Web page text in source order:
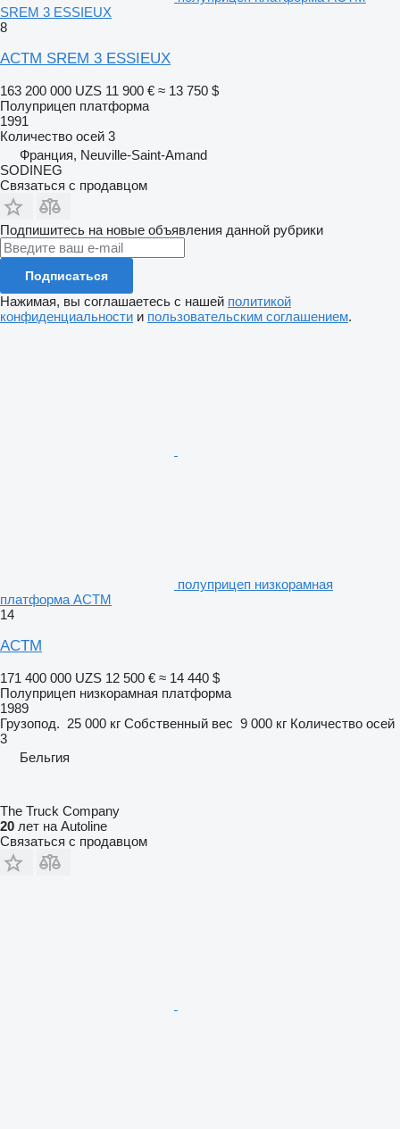
SREM 3 ESSIEUX
8
ACTM SREM 3 ESSIEUX
163 200 000 UZS 11 900 € ≈ 13 750 $
Полуприцеп платформа
1991
Количество осей 3
Франция, Neuville-Saint-Amand
SODINEG
Связаться с продавцом
Подпишитесь на новые объявления данной рубрики
Подписаться
Нажимая, вы соглашаетесь с нашей политикой
конфиденциальности и пользовательским соглашением.
полуприцеп низкорамная
платформа ACTM
14
ACTM
171 400 000 UZS 12 500 € ≈ 14 440 $
Полуприцеп низкорамная платформа
1989
Грузопод. 25 000 кг Собственный вес 9 000 кг Количество осей
3
Бельгия
The Truck Company
20 лет на Autoline
Связаться с продавцом